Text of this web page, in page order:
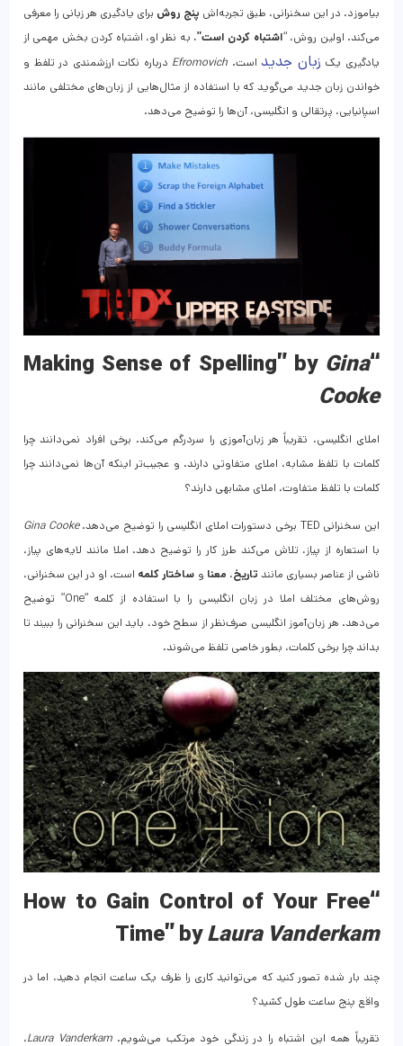
بیاموزد. در این سخنرانی، طبق تجربه‌اش پنج روش برای یادگیری هر زبانی را معرفی
می‌کند. اولین روش، “اشتباه کردن است”. به نظر او، اشتباه کردن بخش مهمی از
یادگیری یک زبان جدیداست. Efromovich درباره نکات ارزشمندی در تلفظ و
خواندن زبان جدید می‌گوید که با استفاده از مثال‌هایی از زبان‌های مختلفی مانند
اسپانیایی، پرتقالی و انگلیسی، آن‌ها را توضیح می‌دهد.
“Making Sense of Spelling” by
Gina
Cooke
املای انگلیسی، تقریباً هر زبان‌آموزی را سردرگم می‌کند. برخی افراد نمی‌دانند چرا
کلمات با تلفظ مشابه، املای متفاوتی دارند. و عجیب‌تر اینکه آن‌ها نمی‌دانند چرا
کلمات با تلفظ متفاوت، املای مشابهی دارند؟
این سخنرانی TED برخی دستورات املای انگلیسی را توضیح می‌دهد.
Gina Cooke
با استعاره از پیاز، تلاش می‌کند طرز کار را توضیح دهد. املا مانند لایه‌های پیاز،
ناشی از عناصر بسیاری مانند تاریخ، معنا و ساختار کلمه است. او در این سخنرانی،
روش‌های مختلف املا در زبان انگلیسی را با استفاده از کلمه “One” توضیح
می‌دهد. هر زبان‌آموز انگلیسی صرف‌نظر از سطح خود، باید این سخنرانی را ببیند تا
بداند چرا برخی کلمات، بطور خاصی تلفظ می‌شوند.
“How to Gain Control of Your Free
Time” byLaura Vanderkam
چند بار شده تصور کنید که می‌توانید کاری را ظرف یک ساعت انجام دهید، اما در
واقع پنج ساعت طول کشید؟
تقریباً همه این اشتباه را در زندگی خود مرتکب می‌شویم.Laura Vanderkam،